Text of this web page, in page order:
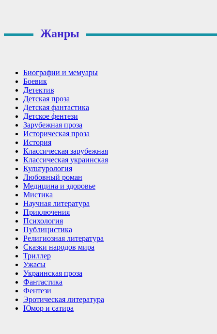
Жанры
Биографии и мемуары
Боевик
Детектив
Детская проза
Детская фантастика
Детское фентези
Зарубежная проза
Историческая проза
История
Классическая зарубежная
Классическая украинская
Культурология
Любовный роман
Медицина и здоровье
Мистика
Научная литература
Приключения
Психология
Публицистика
Религиозная литература
Сказки народов мира
Триллер
Ужасы
Украинская проза
Фантастика
Фентези
Эротическая литература
Юмор и сатира